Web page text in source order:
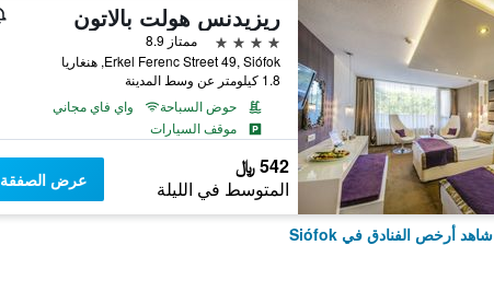
ريزيدنس هولت بالاتون
4 نجوم
ممتاز 8.9
Erkel Ferenc Street 49, Siófok, هنغاريا
1.8 كيلومتر عن وسط المدينة
حوض السباحة
واي فاي مجاني
موقف السيارات
542 ﷼
المتوسط في الليلة عرض الصفقة
شاهد أرخص الفنادق في Siófok